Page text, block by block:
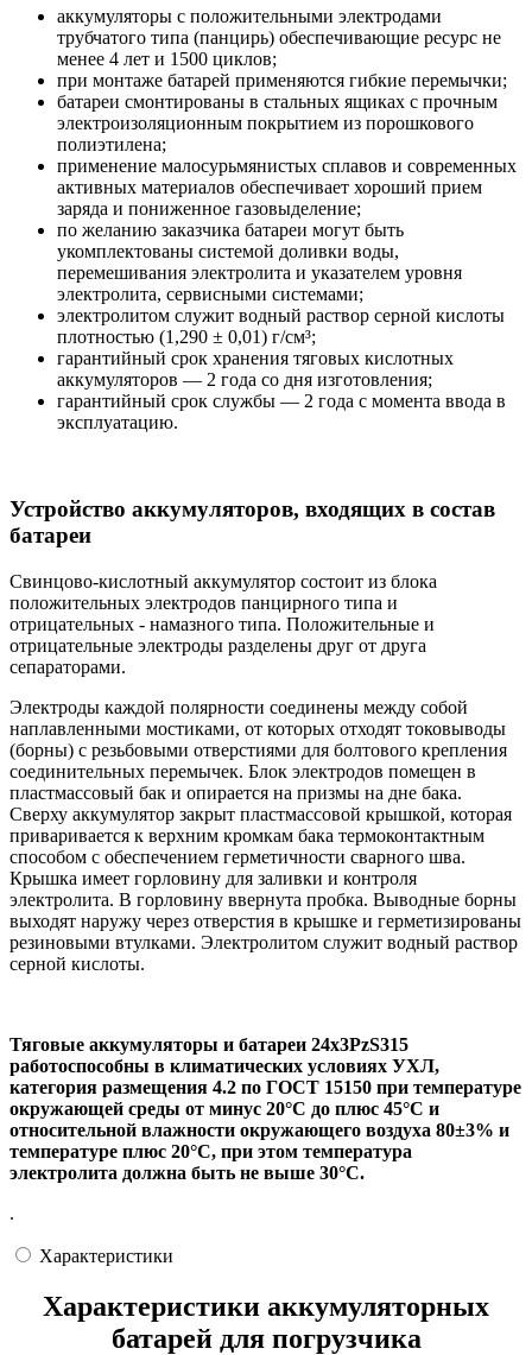
аккумуляторы с положительными электродами
трубчатого типа (панцирь) обеспечивающие ресурс не
менее 4 лет и 1500 циклов;
при монтаже батарей применяются гибкие перемычки;
батареи смонтированы в стальных ящиках с прочным
электроизоляционным покрытием из порошкового
полиэтилена;
применение малосурьмянистых сплавов и современных
активных материалов обеспечивает хороший прием
заряда и пониженное газовыделение;
по желанию заказчика батареи могут быть
укомплектованы системой доливки воды,
перемешивания электролита и указателем уровня
электролита, сервисными системами;
электролитом служит водный раствор серной кислоты
плотностью (1,290 ± 0,01) г/см³;
гарантийный срок хранения тяговых кислотных
аккумуляторов — 2 года со дня изготовления;
гарантийный срок службы — 2 года с момента ввода в
эксплуатацию.
Устройство аккумуляторов, входящих в состав
батареи
Свинцово-кислотный аккумулятор состоит из блока
положительных электродов панцирного типа и
отрицательных - намазного типа. Положительные и
отрицательные электроды разделены друг от друга
сепараторами.
Электроды каждой полярности соединены между собой
наплавленными мостиками, от которых отходят токовыводы
(борны) с резьбовыми отверстиями для болтового крепления
соединительных перемычек. Блок электродов помещен в
пластмассовый бак и опирается на призмы на дне бака.
Сверху аккумулятор закрыт пластмассовой крышкой, которая
приваривается к верхним кромкам бака термоконтактным
способом с обеспечением герметичности сварного шва.
Крышка имеет горловину для заливки и контроля
электролита. В горловину ввернута пробка. Выводные борны
выходят наружу через отверстия в крышке и герметизированы
резиновыми втулками. Электролитом служит водный раствор
серной кислоты.
Тяговые аккумуляторы и батареи 24х3PzS315
работоспособны в климатических условиях УХЛ,
категория размещения 4.2 по ГОСТ 15150 при температуре
окружающей среды от минус 20°С до плюс 45°С и
относительной влажности окружающего воздуха 80±3% и
температуре плюс 20°С, при этом температура
электролита должна быть не выше 30°С.
.
Характеристики
Характеристики аккумуляторных
батарей для погрузчика